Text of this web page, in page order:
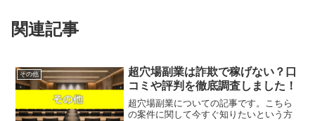
関連記事
その他
超穴場副業は詐欺で稼げない？口
コミや評判を徹底調査しました！
超穴場副業についての記事です。こちら
の案件に関して今すぐ知りたいという方